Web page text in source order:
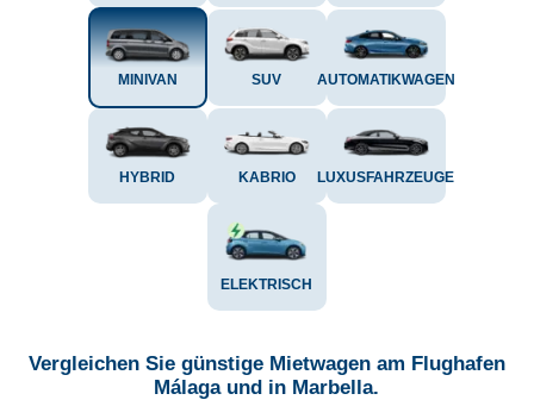
MINIVAN SUV AUTOMATIKWAGEN
HYBRID KABRIO LUXUSFAHRZEUGE
ELEKTRISCH
Vergleichen Sie günstige Mietwagen am Flughafen
Málaga und in Marbella.